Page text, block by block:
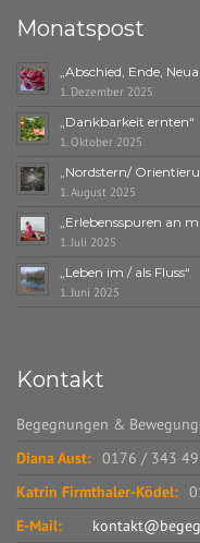
Monatspost
„Abschied, Ende,
1. Dezember 2025
„Dankbarkeit ernten“
1. Oktober 2025
„Nordstern/
1. August 2025
„Erlebensspuren an
1. Juli 2025
„Leben im / als Fluss“
1. Juni 2025
Kontakt
Begegnungen &
Diana Aust: 0176 / 343
Katrin Firmthaler-Ködel:
E-Mail: